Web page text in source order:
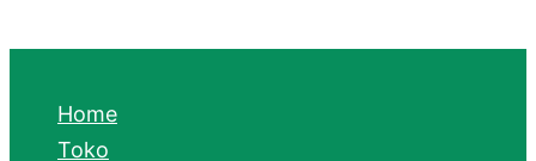
r
h
Home
Toko